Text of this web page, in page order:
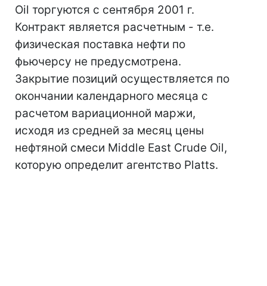
Oil торгуются с сентября 2001 г.
Контракт является расчетным - т.е.
физическая поставка нефти по
фьючерсу не предусмотрена.
Закрытие позиций осуществляется по
окончании календарного месяца с
расчетом вариационной маржи,
исходя из средней за месяц цены
нефтяной смеси Middle East Crude Oil,
которую определит агентство Platts.